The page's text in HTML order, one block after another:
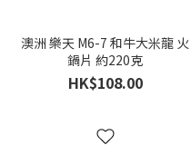
澳洲 樂天 M6-7 和牛大米龍 火
鍋片 約220克
HK$108.00